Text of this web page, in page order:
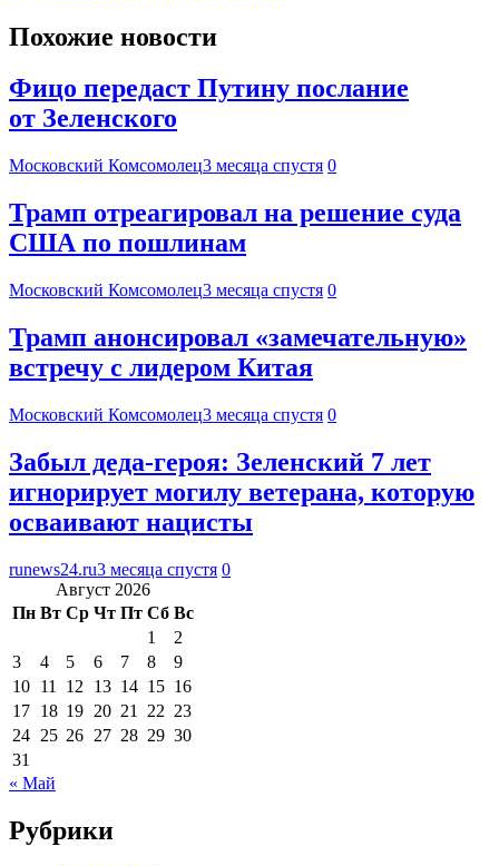
Похожие новости
Фицо передаст Путину послание
от Зеленского
Московский Комсомолец3 месяца спустя 0
Трамп отреагировал на решение суда
США по пошлинам
Московский Комсомолец3 месяца спустя 0
Трамп анонсировал «замечательную»
встречу с лидером Китая
Московский Комсомолец3 месяца спустя 0
Забыл деда-героя: Зеленский 7 лет
игнорирует могилу ветерана, которую
осваивают нацисты
runews24.ru3 месяца спустя 0
Август 2026
Пн Вт Ср Чт Пт Сб Вс
1
2
3
4 5 6 7 8
9
10 11 12 13 14 15 16
17 18 19 20 21 22 23
24 25 26 27 28 29 30
31
« Май
Рубрики